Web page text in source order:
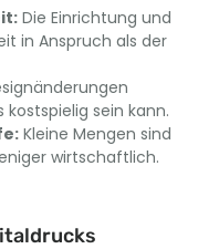
Die Einrichtung und
in Anspruch als der
sein kann.
Kleine Mengen sind
wirtschaftlich.